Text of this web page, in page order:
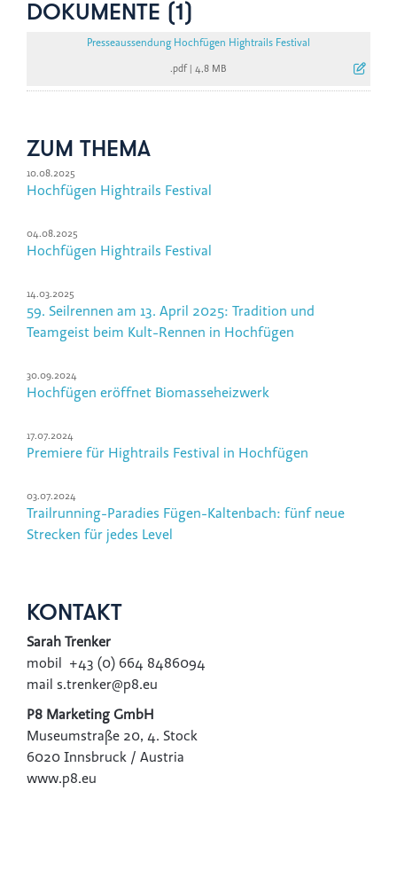
DOKUMENTE (1)
Presseaussendung Hochfügen Hightrails Festival
.pdf 4,8 MB
ZUM THEMA
10.08.2025
Hochfügen Hightrails Festival
04.08.2025
Hochfügen Hightrails Festival
14.03.2025
59. Seilrennen am 13. April 2025: Tradition und
Teamgeist beim Kult-Rennen in Hochfügen
30.09.2024
Hochfügen eröffnet Biomasseheizwerk
17.07.2024
Premiere für Hightrails Festival in Hochfügen
03.07.2024
Trailrunning-Paradies Fügen-Kaltenbach: fünf neue
Strecken für jedes Level
KONTAKT
Sarah Trenker
mobil +43 (0) 664 8486094
mail s.trenker@p8.eu
P8 Marketing GmbH
Museumstraße 20, 4. Stock
6020 Innsbruck / Austria
www.p8.eu